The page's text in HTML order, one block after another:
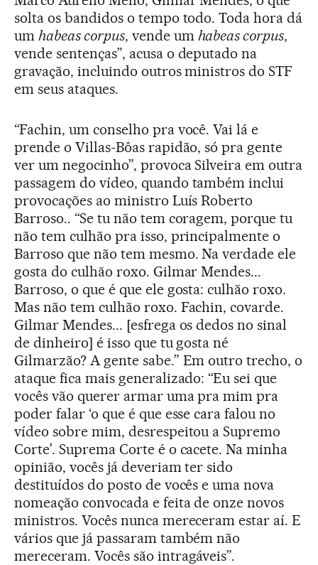
solta os bandidos o tempo todo. Toda hora dá
um habeas corpus, vende um habeas corpus,
vende sentenças”, acusa o deputado na
gravação, incluindo outros ministros do STF
em seus ataques.
“Fachin, um conselho pra você. Vai lá e
prende o Villas-Bôas rapidão, só pra gente
ver um negocinho”, provoca Silveira em outra
passagem do vídeo, quando também inclui
provocações ao ministro Luís Roberto
Barroso.. “Se tu não tem coragem, porque tu
não tem culhão pra isso, principalmente o
Barroso que não tem mesmo. Na verdade ele
gosta do culhão roxo. Gilmar Mendes...
Barroso, o que é que ele gosta: culhão roxo.
Mas não tem culhão roxo. Fachin, covarde.
Gilmar Mendes... [esfrega os dedos no sinal
de dinheiro] é isso que tu gosta né
Gilmarzão? A gente sabe.” Em outro trecho, o
ataque fica mais generalizado: “Eu sei que
vocês vão querer armar uma pra mim pra
poder falar ‘o que é que esse cara falou no
vídeo sobre mim, desrespeitou a Supremo
Corte’. Suprema Corte é o cacete. Na minha
opinião, vocês já deveriam ter sido
destituídos do posto de vocês e uma nova
nomeação convocada e feita de onze novos
ministros. Vocês nunca mereceram estar aí. E
vários que já passaram também não
mereceram. Vocês são intragáveis”.